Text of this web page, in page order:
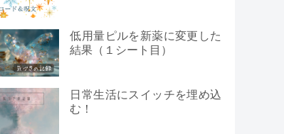
低用量ピルを新薬に変更した
結果（１シート目）
日常生活にスイッチを埋め込
む！